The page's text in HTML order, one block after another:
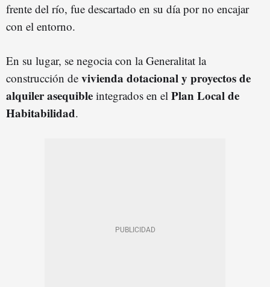
frente del río, fue descartado en su día por no encajar
con el entorno.
En su lugar, se negocia con la Generalitat la
construcción de vivienda dotacional y proyectos de
alquiler asequible integrados en el Plan Local de
Habitabilidad.